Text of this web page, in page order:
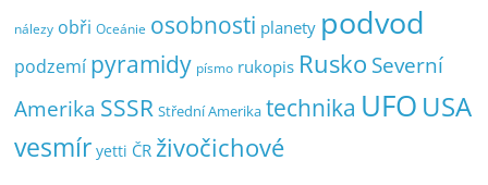
nálezy obři Oceánie osobnosti planety podvod
podzemí pyramidy písmo rukopis Rusko Severní
Amerika SSSR Střední Amerika technika UFO USA
vesmír yetti ČR živočichové